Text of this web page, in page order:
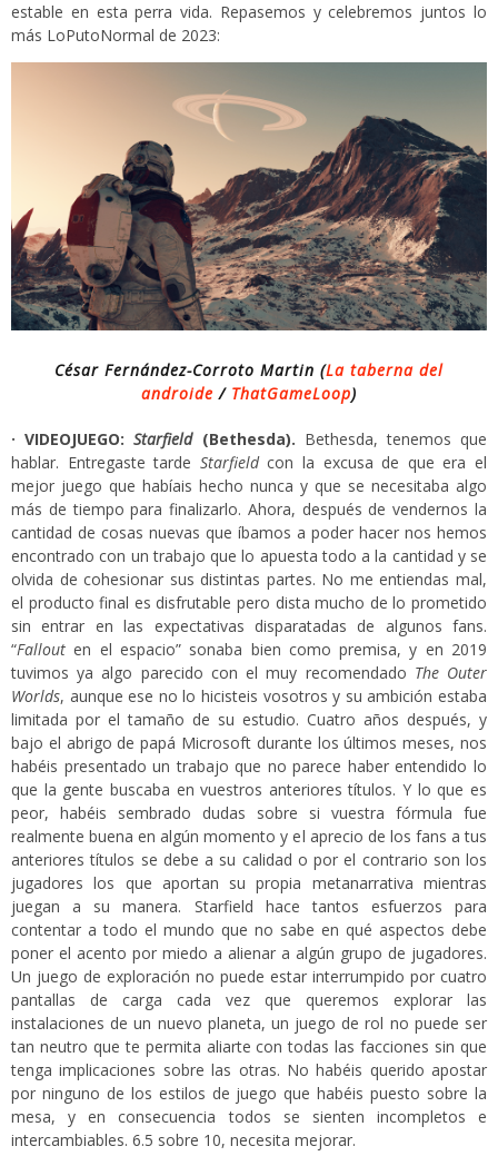
estable en esta perra vida. Repasemos y celebremos juntos lo
más LoPutoNormal de 2023:
César Fernández-Corroto Martin (La taberna del
androide / ThatGameLoop)
· VIDEOJUEGO:Starfield (Bethesda). Bethesda, tenemos que
hablar. Entregaste tarde Starfieldcon la excusa de que era el
mejor juego que habíais hecho nunca y que se necesitaba algo
más de tiempo para finalizarlo. Ahora, después de vendernos la
cantidad de cosas nuevas que íbamos a poder hacer nos hemos
encontrado con un trabajo que lo apuesta todo a la cantidad y se
olvida de cohesionar sus distintas partes. No me entiendas mal,
el producto final es disfrutable pero dista mucho de lo prometido
sin entrar en las expectativas disparatadas de algunos fans.
“Fallout en el espacio” sonaba bien como premisa, y en 2019
tuvimos ya algo parecido con el muy recomendado The Outer
Worlds, aunque ese no lo hicisteis vosotros y su ambición estaba
limitada por el tamaño de su estudio. Cuatro años después, y
bajo el abrigo de papá Microsoft durante los últimos meses, nos
habéis presentado un trabajo que no parece haber entendido lo
que la gente buscaba en vuestros anteriores títulos. Y lo que es
peor, habéis sembrado dudas sobre si vuestra fórmula fue
realmente buena en algún momento y el aprecio de los fans a tus
anteriores títulos se debe a su calidad o por el contrario son los
jugadores los que aportan su propia metanarrativa mientras
juegan a su manera. Starfield hace tantos esfuerzos para
contentar a todo el mundo que no sabe en qué aspectos debe
poner el acento por miedo a alienar a algún grupo de jugadores.
Un juego de exploración no puede estar interrumpido por cuatro
pantallas de carga cada vez que queremos explorar las
instalaciones de un nuevo planeta, un juego de rol no puede ser
tan neutro que te permita aliarte con todas las facciones sin que
tenga implicaciones sobre las otras. No habéis querido apostar
por ninguno de los estilos de juego que habéis puesto sobre la
mesa, y en consecuencia todos se sienten incompletos e
intercambiables. 6.5 sobre 10, necesita mejorar.